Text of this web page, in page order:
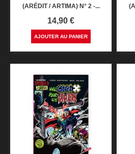
(ARÉDIT / ARTIMA) N° 2 -...
Prix
14,90 €
AJOUTER AU PANIER